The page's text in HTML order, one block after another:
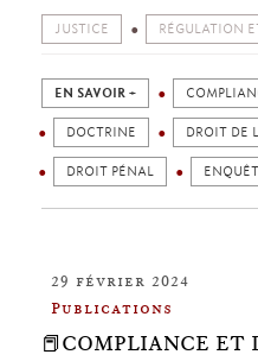
JUSTICE RÉGULATION
EN SAVOIR +
DOCTRINE DROIT DE
DROIT PÉNAL
29 février 2024
Publications
📕COMPLIANCE ET